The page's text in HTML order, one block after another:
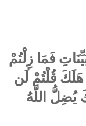
فَمَا زِلْتُمْ
قُلْتُمْ لَن
يُضِلُّ اللَّهُ